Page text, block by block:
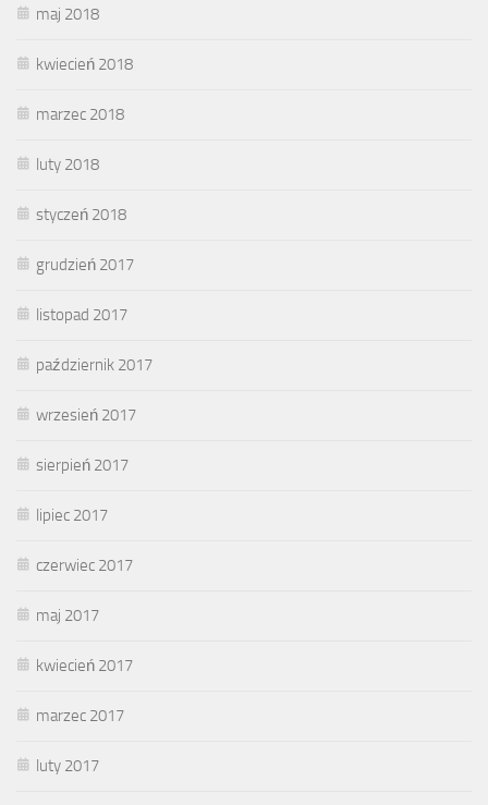
maj 2018
kwiecień 2018
marzec 2018
luty 2018
styczeń 2018
grudzień 2017
listopad 2017
październik 2017
wrzesień 2017
sierpień 2017
lipiec 2017
czerwiec 2017
maj 2017
kwiecień 2017
marzec 2017
luty 2017